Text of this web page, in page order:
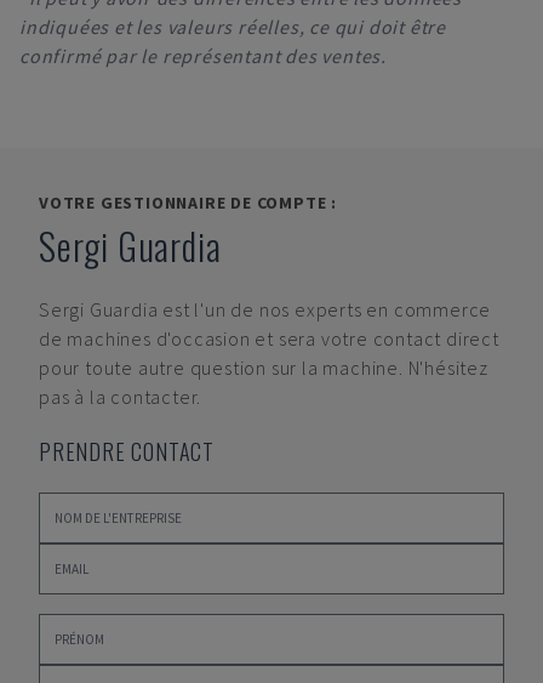
indiquées et les valeurs réelles, ce qui doit être
confirmé par le représentant des ventes.
VOTRE GESTIONNAIRE DE COMPTE :
Sergi Guardia
Sergi Guardia est l'un de nos experts en commerce
de machines d'occasion et sera votre contact direct
pour toute autre question sur la machine. N'hésitez
pas à la contacter.
PRENDRE CONTACT